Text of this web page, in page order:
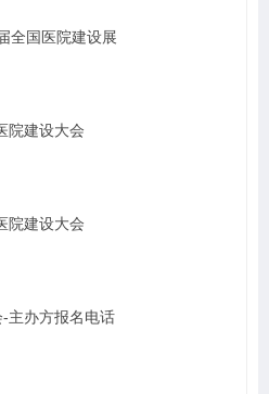
全国医院建设展
院建设大会
院建设大会
主办方报名电话